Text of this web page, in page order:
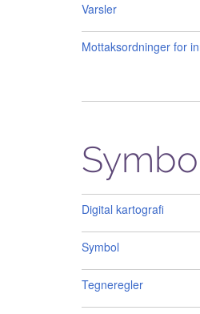
Varsler
Mottaksordninger for
Digital kartografi
Symbol
Tegneregler